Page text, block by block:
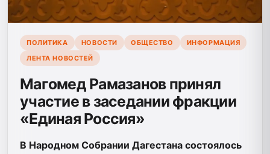
ПОЛИТИКА НОВОСТИ ОБЩЕСТВО
ИНФОРМАЦИЯ
ЛЕНТА НОВОСТЕЙ
Магомед Рамазанов принял
участие в заседании фракции
«Единая Россия»
В Народном Собрании Дагестана состоялось